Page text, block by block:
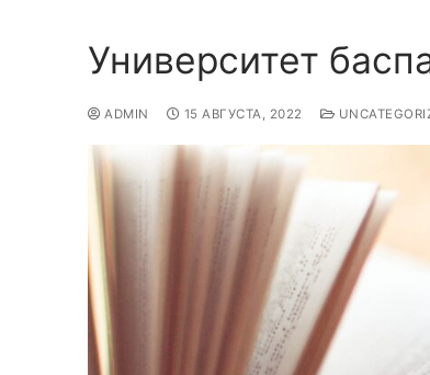
Университет
ADMIN 15 АВГУСТА, 2022